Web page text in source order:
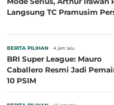
Langsung TC Pramusim
BERITA PILIHAN 4 jam lalu
BRI Super League: Mauro
Caballero Resmi Jadi
10 PSIM